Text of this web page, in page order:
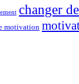
changer
motivation